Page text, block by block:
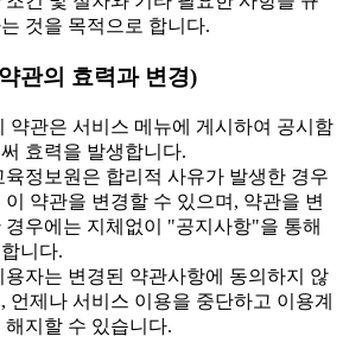
것을 목적으로 합니다.
관의 효력과 변경)
약관은 서비스 메뉴에 게시하여 공시함
효력을 발생합니다.
정보원은 합리적 사유가 발생한 경우
이 약관을 변경할 수 있으며, 약관을 변
경우에는 지체없이 "공지사항"을 통해
니다.
자는 변경된 약관사항에 동의하지 않
언제나 서비스 이용을 중단하고 이용계
해지할 수 있습니다.